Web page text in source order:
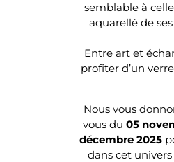
semblable à
aquarellé de
Entre art et
profiter d’un
Nous vous
vous du 05
décembre 2025
dans cet